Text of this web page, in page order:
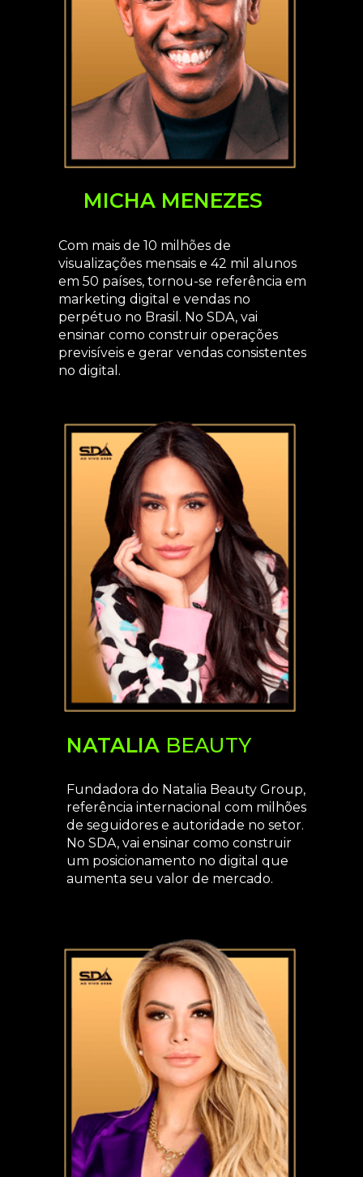
MICHA MENEZES
Com mais de 10 milhões de
visualizações mensais e 42 mil alunos
em 50 países, tornou-se referência em
marketing digital e vendas no
perpétuo no Brasil. No SDA, vai
ensinar como construir operações
previsíveis e gerar vendas consistentes
no digital.
NATALIA BEAUTY
Fundadora do Natalia Beauty Group,
referência internacional com milhões
de seguidores e autoridade no setor.
No SDA, vai ensinar como construir
um posicionamento no digital que
aumenta seu valor de mercado.